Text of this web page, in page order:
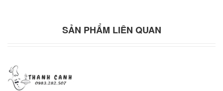
SẢN PHẨM LIÊN QUAN